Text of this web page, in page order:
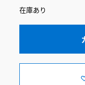
在庫あり